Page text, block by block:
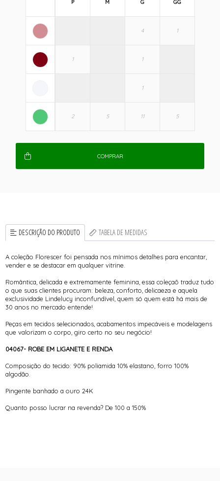
P M G GG
COMPRAR
DESCRIÇÃO DO PRODUTO TABELA DE MEDIDAS
A coleção Florescer foi pensada nos mínimos detalhes para encantar,
vender e se destacar em qualquer vitrine.
Romântica, delicada e extremamente feminina, essa coleçaõ traduz tudo
o que suas clientes procuram: beleza, conforto, delicaeza e aquela
exclusividade Lindelucy inconfundível, quem só quem está há mais de
30 anos no mercado entende!
Peças em tecidos selecionados, acabamentos impecáveis e modelagens
que valorizam o corpo, giro certo no seu negócio!
04067- ROBE EM LIGANETE E RENDA
Composição do tecido: 90% poliamida 10% elastano, forro 100%
algodão.
Pingente banhado a ouro 24K
Quanto posso lucrar na revenda? De 100 a 150%